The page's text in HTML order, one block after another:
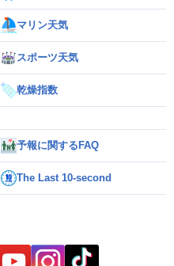
マリン天気
スポーツ天気
乾燥指数
予報に関するFAQ
The Last 10-second